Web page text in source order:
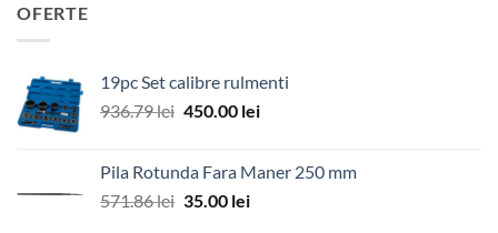
OFERTE
19pc Set calibre rulmenti
936.79lei Prețul
fost:
936.79 lei.
450.00 leiPrețul
450.00 lei.
Pila Rotunda Fara Maner 250 mm
571.86lei Prețul
35.00 leiPrețul